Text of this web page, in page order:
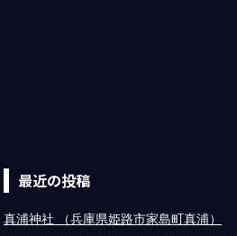
最近の投稿
真浦神社 （兵庫県姫路市家島町真浦）